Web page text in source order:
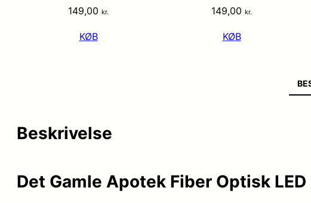
149,00 kr.
KØB
149,00 kr.
KØB
Beskrivelse
Det Gamle Apotek Fiber Optisk